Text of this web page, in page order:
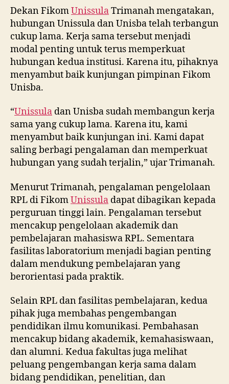
Dekan FikomUnissulaTrimanah mengatakan,
hubungan Unissula dan Unisba telah terbangun
cukup lama. Kerja sama tersebut menjadi
modal penting untuk terus memperkuat
hubungan kedua institusi. Karena itu, pihaknya
menyambut baik kunjungan pimpinan Fikom
Unisba.
“Unissula dan Unisba sudah membangun kerja
sama yang cukup lama. Karena itu, kami
menyambut baik kunjungan ini. Kami dapat
saling berbagi pengalaman dan memperkuat
hubungan yang sudah terjalin,” ujar Trimanah.
Menurut Trimanah, pengalaman pengelolaan
RPL di FikomUnissula dapat dibagikan kepada
perguruan tinggi lain. Pengalaman tersebut
mencakup pengelolaan akademik dan
pembelajaran mahasiswa RPL. Sementara
fasilitas laboratorium menjadi bagian penting
dalam mendukung pembelajaran yang
berorientasi pada praktik.
Selain RPL dan fasilitas pembelajaran, kedua
pihak juga membahas pengembangan
pendidikan ilmu komunikasi. Pembahasan
mencakup bidang akademik, kemahasiswaan,
dan alumni. Kedua fakultas juga melihat
peluang pengembangan kerja sama dalam
bidang pendidikan, penelitian, dan